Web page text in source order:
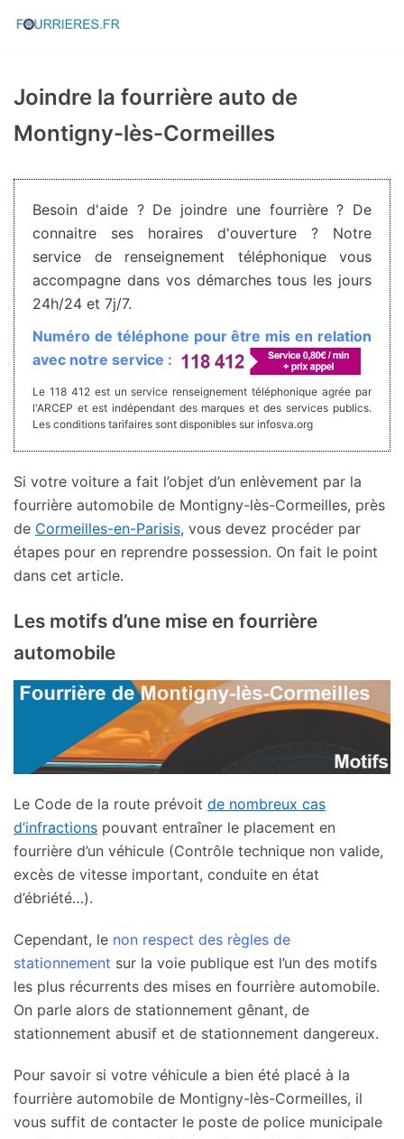
Aller
Joindre la fourrière auto de
Montigny-lès-Cormeilles
Besoin d'aide ? De joindre une fourrière ? De
connaitre ses horaires d'ouverture ? Notre
service de renseignement téléphonique vous
accompagne dans vos démarches tous les jours
24h/24 et 7j/7.
Numéro de téléphone pour être mis en relation
avec notre service :
Le 118 412 est un service renseignement téléphonique agrée par
l'ARCEP et est indépendant des marques et des services publics.
Les conditions tarifaires sont disponibles sur infosva.org
Si votre voiture a fait l’objet d’un enlèvement par la
fourrière automobile de Montigny-lès-Cormeilles, près
de Cormeilles-en-Parisis, vous devez procéder par
étapes pour en reprendre possession. On fait le point
dans cet article.
Les motifs d’une mise en fourrière
automobile
Le Code de la route prévoit de nombreux cas
d’infractions pouvant entraîner le placement en
fourrière d’un véhicule (Contrôle technique non valide,
excès de vitesse important, conduite en état
d’ébriété…).
Cependant, le non respect des règles de
stationnement sur la voie publique est l’un des motifs
les plus récurrents des mises en fourrière automobile.
On parle alors de stationnement gênant, de
stationnement abusif et de stationnement dangereux.
Pour savoir si votre véhicule a bien été placé à la
fourrière automobile de Montigny-lès-Cormeilles, il
vous suffit de contacter le poste de police municipale